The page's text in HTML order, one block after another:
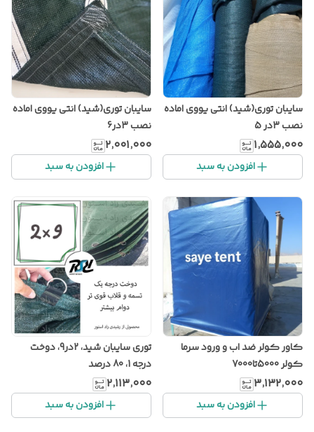
سایبان توری(شید) انتی یووی اماده
نصب 3در 5
۱٬۵۵۵٬۰۰۰
افزودن به سبد
سایبان توری(شید) انتی یووی اماده
نصب 3در6
۲٬۰۰۱٬۰۰۰
افزودن به سبد
کاور کولر ضد اب و ورود سرما
کولر 5000تا7000
۳٬۱۳۲٬۰۰۰
افزودن به سبد
توری سایبان شید، 2در9، دوخت
درجه 1، 80 درصد
۲٬۱۱۳٬۰۰۰
افزودن به سبد